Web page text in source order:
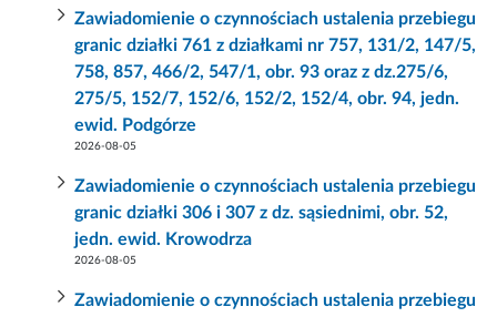
Zawiadomienie o czynnościach ustalenia przebiegu
granic działki 761 z działkami nr 757, 131/2, 147/5,
758, 857, 466/2, 547/1, obr. 93 oraz z dz.275/6,
275/5, 152/7, 152/6, 152/2, 152/4, obr. 94, jedn.
ewid. Podgórze
2026-08-05
Zawiadomienie o czynnościach ustalenia przebiegu
granic działki 306 i 307 z dz. sąsiednimi, obr. 52,
jedn. ewid. Krowodrza
2026-08-05
Zawiadomienie o czynnościach ustalenia przebiegu